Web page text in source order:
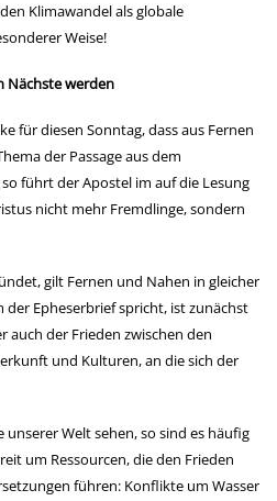
Klimawandel als globale
Weise!
Nächste werden
für diesen Sonntag, dass aus Fernen
der Passage aus dem
führt der Apostel im auf die Lesung
nicht mehr Fremdlinge, sondern
gilt Fernen und Nahen in gleicher
der Epheserbrief spricht, ist zunächst
auch der Frieden zwischen den
und Kulturen, an die sich der
Welt sehen, so sind es häufig
um Ressourcen, die den Frieden
führen: Konflikte um Wasser